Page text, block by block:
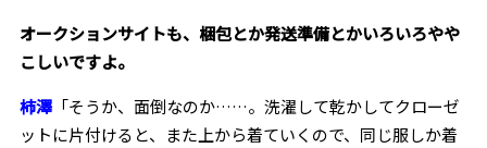
――オークションサイトも、梱包とか発送準備とかいろいろやや
こしいですよ。
柿澤「そうか、面倒なのか……。洗濯して乾かしてクローゼ
ットに片付けると、また上から着ていくので、同じ服しか着